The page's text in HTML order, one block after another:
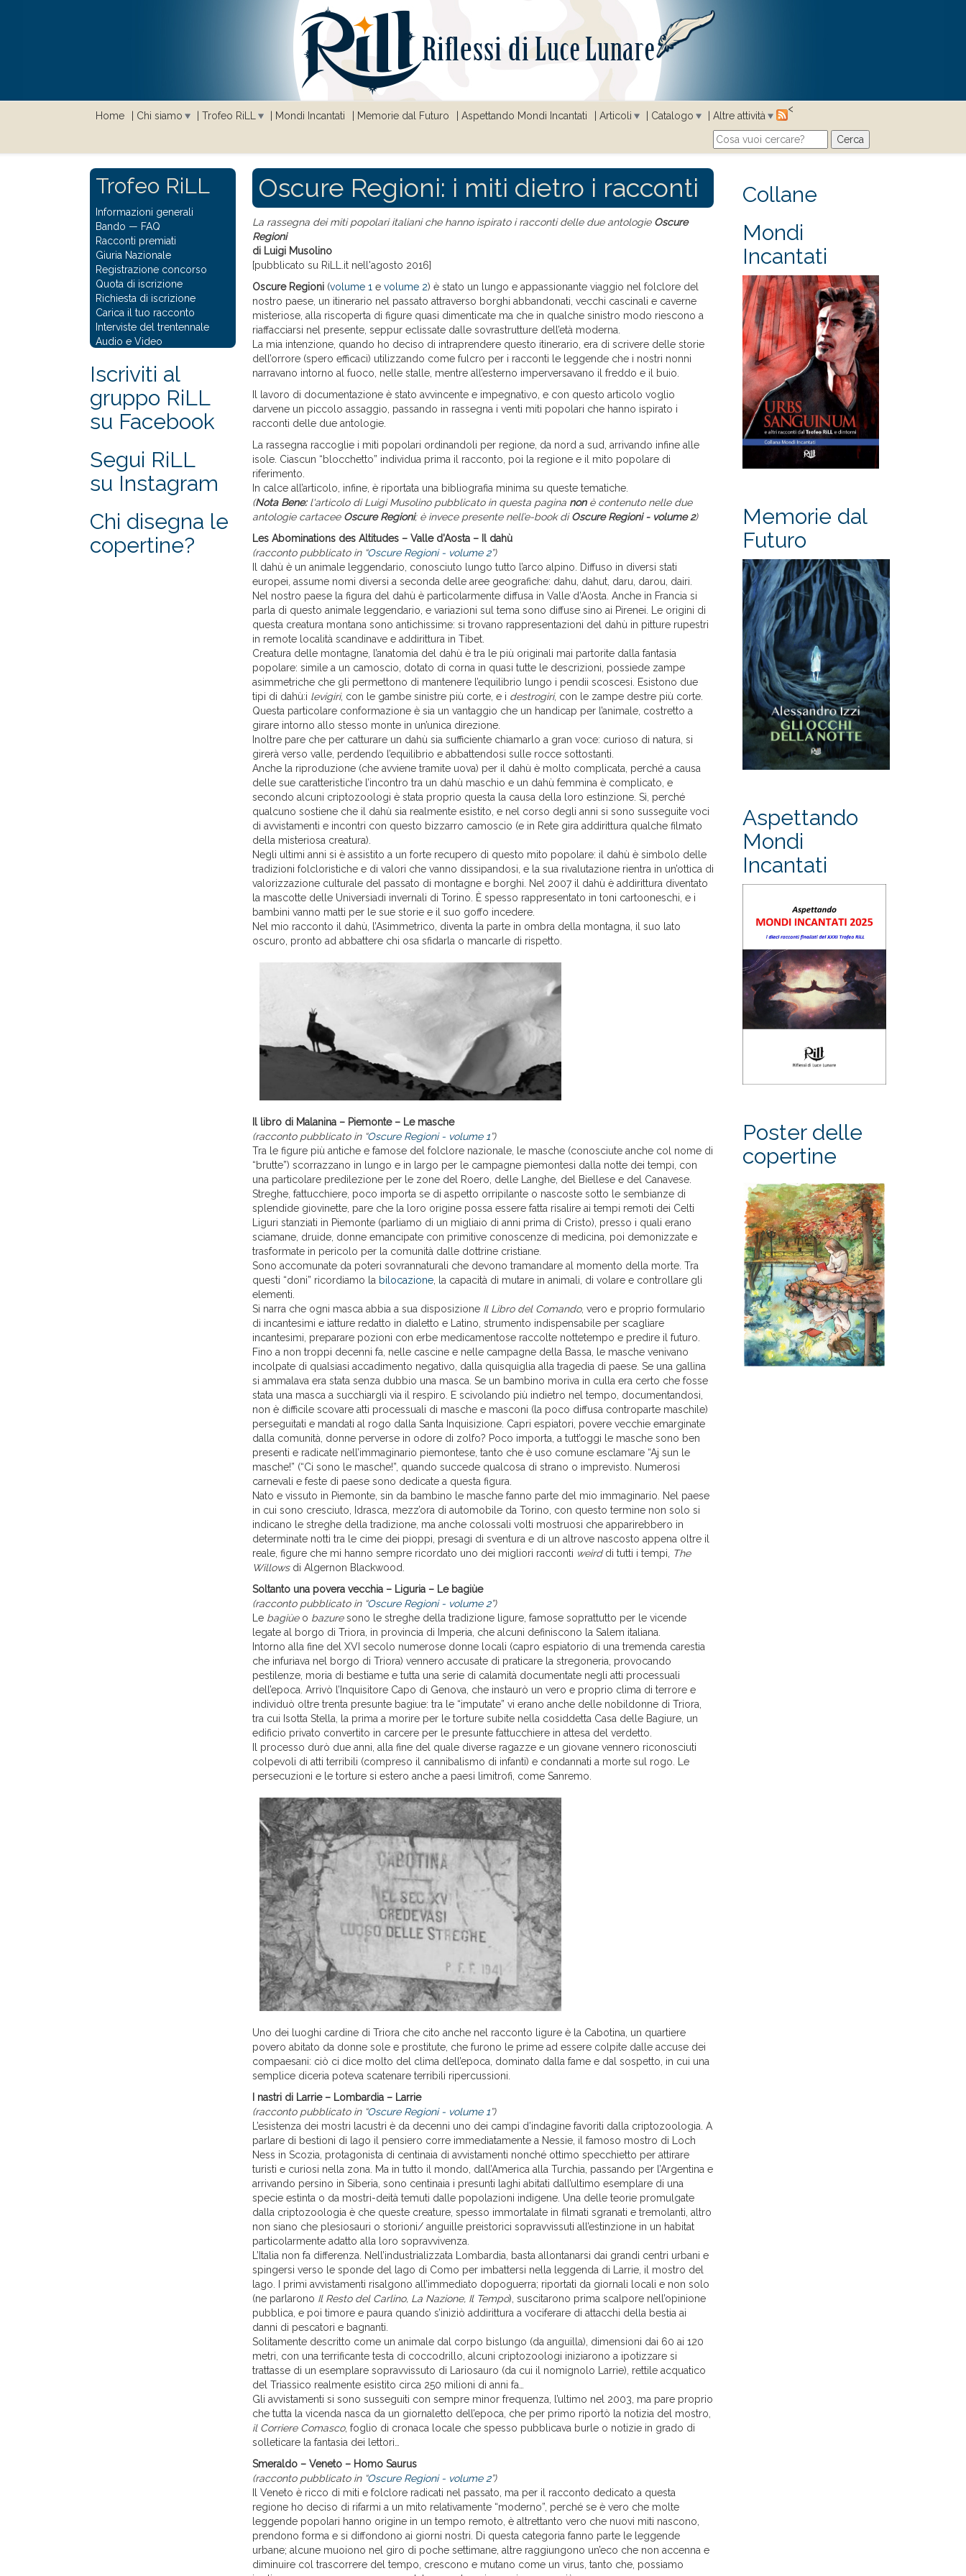
Home Chi siamo Trofeo RiLL Mondi Incantati Memorie dal Futuro Aspettando Mondi Incantati Articoli Catalogo Altre attività
<
Search form
Cerca
Oscure Regioni: i miti dietro i racconti
La rassegna dei miti popolari italiani che hanno ispirato i racconti delle due antologie Oscure
Regioni
di Luigi Musolino
[pubblicato su RiLL.it nell'agosto 2016]
Oscure Regioni (volume 1 e volume 2) è stato un lungo e appassionante viaggio nel folclore del
nostro paese, un itinerario nel passato attraverso borghi abbandonati, vecchi cascinali e caverne
misteriose, alla riscoperta di figure quasi dimenticate ma che in qualche sinistro modo riescono a
riaffacciarsi nel presente, seppur eclissate dalle sovrastrutture dell’età moderna.
La mia intenzione, quando ho deciso di intraprendere questo itinerario, era di scrivere delle storie
dell’orrore (spero efficaci) utilizzando come fulcro per i racconti le leggende che i nostri nonni
narravano intorno al fuoco, nelle stalle, mentre all’esterno imperversavano il freddo e il buio.
Il lavoro di documentazione è stato avvincente e impegnativo, e con questo articolo voglio
darvene un piccolo assaggio, passando in rassegna i venti miti popolari che hanno ispirato i
racconti delle due antologie.
La rassegna raccoglie i miti popolari ordinandoli per regione, da nord a sud, arrivando infine alle
isole. Ciascun “blocchetto” individua prima il racconto, poi la regione e il mito popolare di
riferimento.
In calce all’articolo, infine, è riportata una bibliografia minima su queste tematiche.
(Nota Bene:l'articolo di Luigi Musolino pubblicato in questa pagina nonè contenuto nelle due
antologie cartacee Oscure Regioni; è invece presente nell’e-book diOscure Regioni - volume 2)
Les Abominations des Altitudes – Valle d’Aosta – Il dahù
(racconto pubblicato in “Oscure Regioni - volume 2”)
Il dahù è un animale leggendario, conosciuto lungo tutto l’arco alpino. Diffuso in diversi stati
europei, assume nomi diversi a seconda delle aree geografiche: dahu, dahut, daru, darou, dairi.
Nel nostro paese la figura del dahù è particolarmente diffusa in Valle d’Aosta. Anche in Francia si
parla di questo animale leggendario, e variazioni sul tema sono diffuse sino ai Pirenei. Le origini di
questa creatura montana sono antichissime: si trovano rappresentazioni del dahù in pitture rupestri
in remote località scandinave e addirittura in Tibet.
Creatura delle montagne, l’anatomia del dahù è tra le più originali mai partorite dalla fantasia
popolare: simile a un camoscio, dotato di corna in quasi tutte le descrizioni, possiede zampe
asimmetriche che gli permettono di mantenere l’equilibrio lungo i pendii scoscesi. Esistono due
tipi di dahù:i levigiri, con le gambe sinistre più corte, e i destrogiri, con le zampe destre più corte.
Questa particolare conformazione è sia un vantaggio che un handicap per l’animale, costretto a
girare intorno allo stesso monte in un’unica direzione.
Inoltre pare che per catturare un dahù sia sufficiente chiamarlo a gran voce: curioso di natura, si
girerà verso valle, perdendo l’equilibrio e abbattendosi sulle rocce sottostanti.
Anche la riproduzione (che avviene tramite uova) per il dahù è molto complicata, perché a causa
delle sue caratteristiche l’incontro tra un dahù maschio e un dahù femmina è complicato, e
secondo alcuni criptozoologi è stata proprio questa la causa della loro estinzione. Sì, perché
qualcuno sostiene che il dahù sia realmente esistito, e nel corso degli anni si sono susseguite voci
di avvistamenti e incontri con questo bizzarro camoscio (e in Rete gira addirittura qualche filmato
della misteriosa creatura).
Negli ultimi anni si è assistito a un forte recupero di questo mito popolare: il dahù è simbolo delle
tradizioni folcloristiche e di valori che vanno dissipandosi, e la sua rivalutazione rientra in un’ottica di
valorizzazione culturale del passato di montagne e borghi. Nel 2007 il dahù è addirittura diventato
la mascotte delle Universiadi invernali di Torino. È spesso rappresentato in toni cartooneschi, e i
bambini vanno matti per le sue storie e il suo goffo incedere.
Nel mio racconto il dahù, l’Asimmetrico, diventa la parte in ombra della montagna, il suo lato
oscuro, pronto ad abbattere chi osa sfidarla o mancarle di rispetto.
Il libro di Malanina – Piemonte – Le masche
(racconto pubblicato in “Oscure Regioni - volume 1”)
Tra le figure più antiche e famose del folclore nazionale, le masche (conosciute anche col nome di
“brutte”) scorrazzano in lungo e in largo per le campagne piemontesi dalla notte dei tempi, con
una particolare predilezione per le zone del Roero, delle Langhe, del Biellese e del Canavese.
Streghe, fattucchiere, poco importa se di aspetto orripilante o nascoste sotto le sembianze di
splendide giovinette, pare che la loro origine possa essere fatta risalire ai tempi remoti dei Celti
Liguri stanziati in Piemonte (parliamo di un migliaio di anni prima di Cristo), presso i quali erano
sciamane, druide, donne emancipate con primitive conoscenze di medicina, poi demonizzate e
trasformate in pericolo per la comunità dalle dottrine cristiane.
Sono accomunate da poteri sovrannaturali che devono tramandare al momento della morte. Tra
questi “doni” ricordiamo la bilocazione, la capacità di mutare in animali, di volare e controllare gli
elementi.
Si narra che ogni masca abbia a sua disposizione Il Libro del Comando, vero e proprio formulario
di incantesimi e iatture redatto in dialetto e Latino, strumento indispensabile per scagliare
incantesimi, preparare pozioni con erbe medicamentose raccolte nottetempo e predire il futuro.
Fino a non troppi decenni fa, nelle cascine e nelle campagne della Bassa, le masche venivano
incolpate di qualsiasi accadimento negativo, dalla quisquiglia alla tragedia di paese. Se una gallina
si ammalava era stata senza dubbio una masca. Se un bambino moriva in culla era certo che fosse
stata una masca a succhiargli via il respiro. E scivolando più indietro nel tempo, documentandosi,
non è difficile scovare atti processuali di masche e masconi (la poco diffusa controparte maschile)
perseguitati e mandati al rogo dalla Santa Inquisizione. Capri espiatori, povere vecchie emarginate
dalla comunità, donne perverse in odore di zolfo? Poco importa, a tutt’oggi le masche sono ben
presenti e radicate nell’immaginario piemontese, tanto che è uso comune esclamare “Aj sun le
masche!” (“Ci sono le masche!”, quando succede qualcosa di strano o imprevisto. Numerosi
carnevali e feste di paese sono dedicate a questa figura.
Nato e vissuto in Piemonte, sin da bambino le masche fanno parte del mio immaginario. Nel paese
in cui sono cresciuto, Idrasca, mezz’ora di automobile da Torino, con questo termine non solo si
indicano le streghe della tradizione, ma anche colossali volti mostruosi che apparirebbero in
determinate notti tra le cime dei pioppi, presagi di sventura e di un altrove nascosto appena oltre il
reale, figure che mi hanno sempre ricordato uno dei migliori racconti weirddi tutti i tempi, The
Willowsdi Algernon Blackwood.
Soltanto una povera vecchia – Liguria – Le bagiùe
(racconto pubblicato in “Oscure Regioni - volume 2”)
Le bagiùeo bazuresono le streghe della tradizione ligure, famose soprattutto per le vicende
legate al borgo di Triora, in provincia di Imperia, che alcuni definiscono la Salem italiana.
Intorno alla fine del XVI secolo numerose donne locali (capro espiatorio di una tremenda carestia
che infuriava nel borgo di Triora) vennero accusate di praticare la stregoneria, provocando
pestilenze, moria di bestiame e tutta una serie di calamità documentate negli atti processuali
dell’epoca. Arrivò l’Inquisitore Capo di Genova, che instaurò un vero e proprio clima di terrore e
individuò oltre trenta presunte bagiue: tra le “imputate” vi erano anche delle nobildonne di Triora,
tra cui Isotta Stella, la prima a morire per le torture subite nella cosiddetta Casa delle Bagiure, un
edificio privato convertito in carcere per le presunte fattucchiere in attesa del verdetto.
Il processo durò due anni, alla fine del quale diverse ragazze e un giovane vennero riconosciuti
colpevoli di atti terribili (compreso il cannibalismo di infanti) e condannati a morte sul rogo. Le
persecuzioni e le torture si estero anche a paesi limitrofi, come Sanremo.
Uno dei luoghi cardine di Triora che cito anche nel racconto ligure è la Cabotina, un quartiere
povero abitato da donne sole e prostitute, che furono le prime ad essere colpite dalle accuse dei
compaesani: ciò ci dice molto del clima dell’epoca, dominato dalla fame e dal sospetto, in cui una
semplice diceria poteva scatenare terribili ripercussioni.
I nastri di Larrie – Lombardia – Larrie
(racconto pubblicato in “Oscure Regioni - volume 1”)
L’esistenza dei mostri lacustri è da decenni uno dei campi d’indagine favoriti dalla criptozoologia. A
parlare di bestioni di lago il pensiero corre immediatamente a Nessie, il famoso mostro di Loch
Ness in Scozia, protagonista di centinaia di avvistamenti nonché ottimo specchietto per attirare
turisti e curiosi nella zona. Ma in tutto il mondo, dall’America alla Turchia, passando per l’Argentina e
arrivando persino in Siberia, sono centinaia i presunti laghi abitati dall’ultimo esemplare di una
specie estinta o da mostri-deità temuti dalle popolazioni indigene. Una delle teorie promulgate
dalla criptozoologia è che queste creature, spesso immortalate in filmati sgranati e tremolanti, altro
non siano che plesiosauri o storioni/ anguille preistorici sopravvissuti all’estinzione in un habitat
particolarmente adatto alla loro sopravvivenza.
L’Italia non fa differenza. Nell’industrializzata Lombardia, basta allontanarsi dai grandi centri urbani e
spingersi verso le sponde del lago di Como per imbattersi nella leggenda di Larrie, il mostro del
lago. I primi avvistamenti risalgono all’immediato dopoguerra; riportati da giornali locali e non solo
(ne parlarono Il Resto del Carlino, La Nazione, Il Tempo), suscitarono prima scalpore nell’opinione
pubblica, e poi timore e paura quando s’iniziò addirittura a vociferare di attacchi della bestia ai
danni di pescatori e bagnanti.
Solitamente descritto come un animale dal corpo bislungo (da anguilla), dimensioni dai 60 ai 120
metri, con una terrificante testa di coccodrillo, alcuni criptozoologi iniziarono a ipotizzare si
trattasse di un esemplare sopravvissuto di Lariosauro (da cui il nomignolo Larrie), rettile acquatico
del Triassico realmente esistito circa 250 milioni di anni fa…
Gli avvistamenti si sono susseguiti con sempre minor frequenza, l’ultimo nel 2003, ma pare proprio
che tutta la vicenda nasca da un giornaletto dell’epoca, che per primo riportò la notizia del mostro,
il Corriere Comasco, foglio di cronaca locale che spesso pubblicava burle o notizie in grado di
solleticare la fantasia dei lettori…
Smeraldo – Veneto – Homo Saurus
(racconto pubblicato in “Oscure Regioni - volume 2”)
Il Veneto è ricco di miti e folclore radicati nel passato, ma per il racconto dedicato a questa
regione ho deciso di rifarmi a un mito relativamente “moderno”, perché se è vero che molte
leggende popolari hanno origine in un tempo remoto, è altrettanto vero che nuovi miti nascono,
prendono forma e si diffondono ai giorni nostri. Di questa categoria fanno parte le leggende
urbane; alcune muoiono nel giro di poche settimane, altre raggiungono un’eco che non accenna e
diminuire col trascorrere del tempo, crescono e mutano come un virus, tanto che, possiamo
Collane
Mondi
Incantati
Memorie dal
Futuro
Aspettando
Mondi
Incantati
Poster delle
copertine
Trofeo RiLL
Informazioni generali
Bando — FAQ
Racconti premiati
Giuria Nazionale
Registrazione concorso
Quota di iscrizione
Richiesta di iscrizione
Carica il tuo racconto
Interviste del trentennale
Audio e Video
Iscriviti al
gruppo RiLL
su Facebook
Segui RiLL
su Instagram
Chi disegna le
copertine?